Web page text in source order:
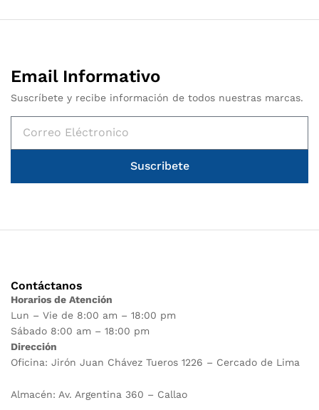
Email Informativo
Suscríbete y recibe información de todos nuestras marcas.
Suscribete
Contáctanos
Horarios de Atención
Lun – Vie de 8:00 am – 18:00 pm
Sábado 8:00 am – 18:00 pm
Dirección
Oficina: Jirón Juan Chávez Tueros 1226 – Cercado de Lima
Almacén: Av. Argentina 360 – Callao